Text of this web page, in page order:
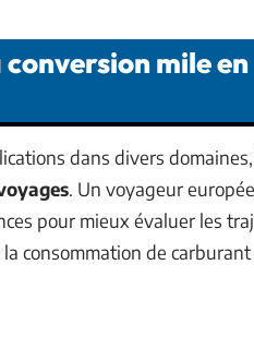
mile en
dans divers
. Un voyageur
pour mieux évaluer les
consommation de carburant